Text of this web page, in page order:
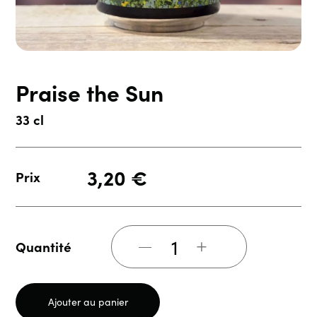
Praise the Sun
33 cl
Prix 3,20 €
Quantité +
Ajouter au panier